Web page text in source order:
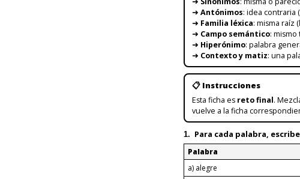
➜ Antónimos: idea contraria
➜ Familia léxica: misma raíz
➜ Campo semántico: mismo
➜ Hiperónimo: palabra
➜ Contexto y matiz: una
📋 Instrucciones
Esta ficha es reto final.
vuelve a la ficha
1. Para cada palabra, escribe
Palabra
a) alegre